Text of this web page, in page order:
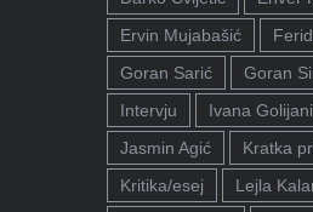
Ervin Mujabašić
Goran Sarić
Goran
Intervju
Ivana
Jasmin Agić
Kratka
Kritika/esej
Lejla